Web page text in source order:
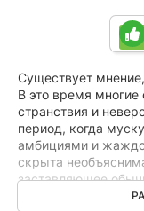
1
Существует
В это время
странствия и
период, когда
амбициями и
скрыта
заставляющее
поступки. Этот